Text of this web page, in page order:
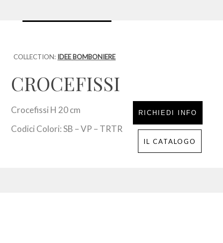
COLLECTION: IDEE BOMBONIERE
CROCEFISSI
Crocefissi H 20 cm
Codici Colori: SB – VP – TRTR
RICHIEDI INFO
IL CATALOGO